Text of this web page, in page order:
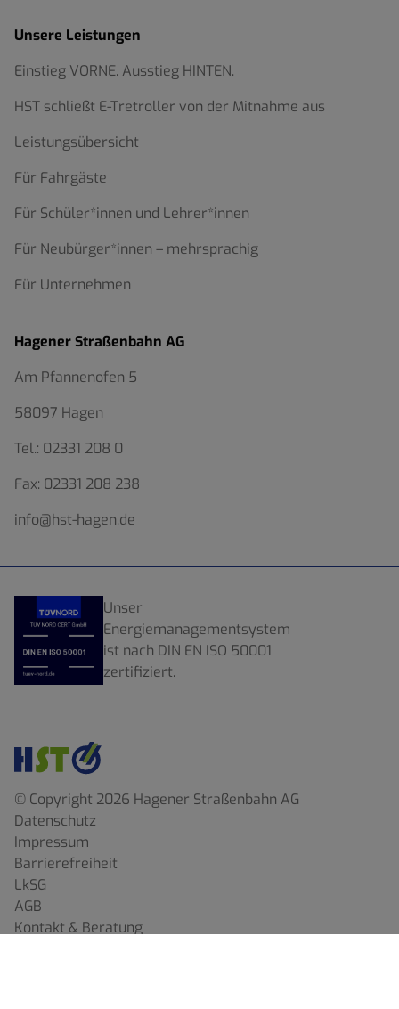
Unsere Leistungen
Einstieg VORNE. Ausstieg HINTEN.
HST schließt E-Tretroller von der Mitnahme aus
Leistungsübersicht
Für Fahrgäste
Für Schüler*innen und Lehrer*innen
Für Neubürger*innen – mehrsprachig
Für Unternehmen
Hagener Straßenbahn AG
Am Pfannenofen 5
58097 Hagen
Tel.: 02331 208 0
Fax: 02331 208 238
info@hst-hagen.de
Unser
Energiemanagementsystem
ist nach DIN EN ISO 50001
zertifiziert.
© Copyright 2026 Hagener Straßenbahn AG
Datenschutz
Impressum
Barrierefreiheit
LkSG
AGB
Kontakt & Beratung